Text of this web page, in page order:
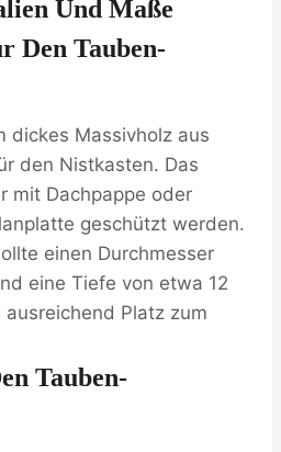
Und Maße
Den Tauben-
dickes Massivholz aus
den Nistkasten. Das
mit Dachpappe oder
geschützt werden.
einen Durchmesser
eine Tiefe von etwa 12
Platz zum
Tauben-